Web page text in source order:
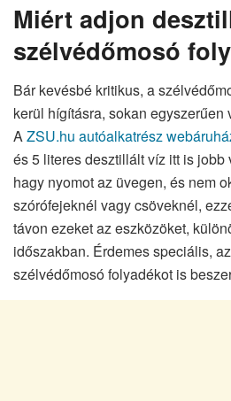
Miért adjon
szélvédőmosó
Bár kevésbé kritikus, a
kerül hígításra, sokan egyszerűen
AZSU.hu autóalkatrész
és 5 literes desztillált víz itt is
hagy nyomot az üvegen, és nem
szórófejeknél vagy csöveknél,
távon ezeket az eszközöket,
időszakban. Érdemes speciális,
szélvédőmosó folyadékot is